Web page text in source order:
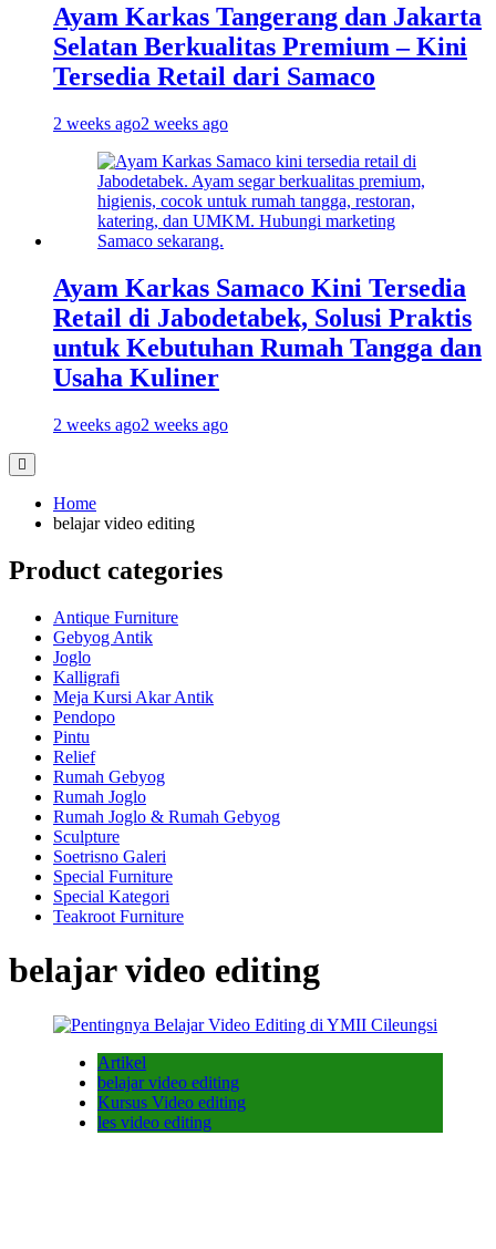
Ayam Karkas Tangerang dan Jakarta
Selatan Berkualitas Premium – Kini
Tersedia Retail dari Samaco
2 weeks ago2 weeks ago
Ayam Karkas Samaco Kini Tersedia
Retail di Jabodetabek, Solusi Praktis
untuk Kebutuhan Rumah Tangga dan
Usaha Kuliner
2 weeks ago2 weeks ago
Home
belajar video editing
Product categories
Antique Furniture
Gebyog Antik
Joglo
Kalligrafi
Meja Kursi Akar Antik
Pendopo
Pintu
Relief
Rumah Gebyog
Rumah Joglo
Rumah Joglo & Rumah Gebyog
Sculpture
Soetrisno Galeri
Special Furniture
Special Kategori
Teakroot Furniture
belajar video editing
Artikel
belajar video editing
Kursus Video editing
les video editing